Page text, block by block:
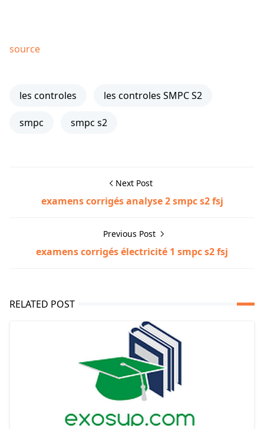
source
les controles les controles SMPC S2
smpc smpc s2
Next Post
examens corrigés analyse 2 smpc s2 fsj
Previous Post
examens corrigés électricité 1 smpc s2 fsj
RELATED POST